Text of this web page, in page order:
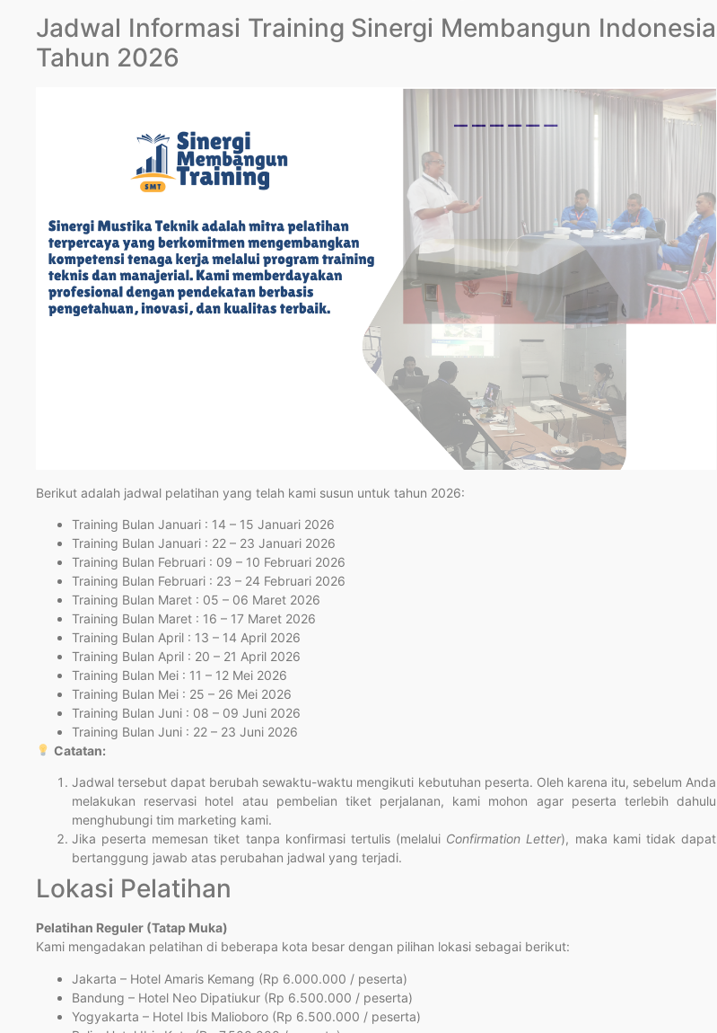
Jadwal Informasi Training Sinergi Membangun Indonesia
Tahun 2026
Berikut adalah jadwal pelatihan yang telah kami susun untuk tahun 2026:
Training Bulan Januari : 14 – 15 Januari 2026
Training Bulan Januari : 22 – 23 Januari 2026
Training Bulan Februari : 09 – 10 Februari 2026
Training Bulan Februari : 23 – 24 Februari 2026
Training Bulan Maret : 05 – 06 Maret 2026
Training Bulan Maret : 16 – 17 Maret 2026
Training Bulan April : 13 – 14 April 2026
Training Bulan April : 20 – 21 April 2026
Training Bulan Mei : 11 – 12 Mei 2026
Training Bulan Mei : 25 – 26 Mei 2026
Training Bulan Juni : 08 – 09 Juni 2026
Training Bulan Juni : 22 – 23 Juni 2026
Catatan:
Jadwal tersebut dapat berubah sewaktu-waktu mengikuti kebutuhan peserta. Oleh karena itu, sebelum Anda
melakukan reservasi hotel atau pembelian tiket perjalanan, kami mohon agar peserta terlebih dahulu
menghubungi tim marketing kami.
Jika peserta memesan tiket tanpa konfirmasi tertulis (melalui Confirmation Letter), maka kami tidak dapat
bertanggung jawab atas perubahan jadwal yang terjadi.
Lokasi Pelatihan
Pelatihan Reguler (Tatap Muka)
Kami mengadakan pelatihan di beberapa kota besar dengan pilihan lokasi sebagai berikut:
Jakarta – Hotel Amaris Kemang (Rp 6.000.000 / peserta)
Bandung – Hotel Neo Dipatiukur (Rp 6.500.000 / peserta)
Yogyakarta – Hotel Ibis Malioboro (Rp 6.500.000 / peserta)